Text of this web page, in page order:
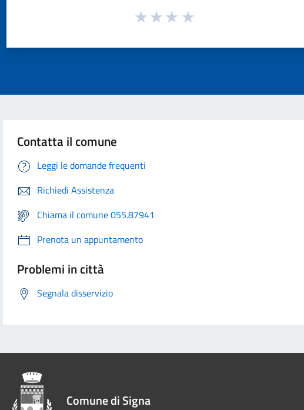
Contatta il comune
Leggi le domande frequenti
Richiedi Assistenza
Chiama il comune 055.87941
Prenota un appuntamento
Problemi in città
Segnala disservizio
Comune di Signa